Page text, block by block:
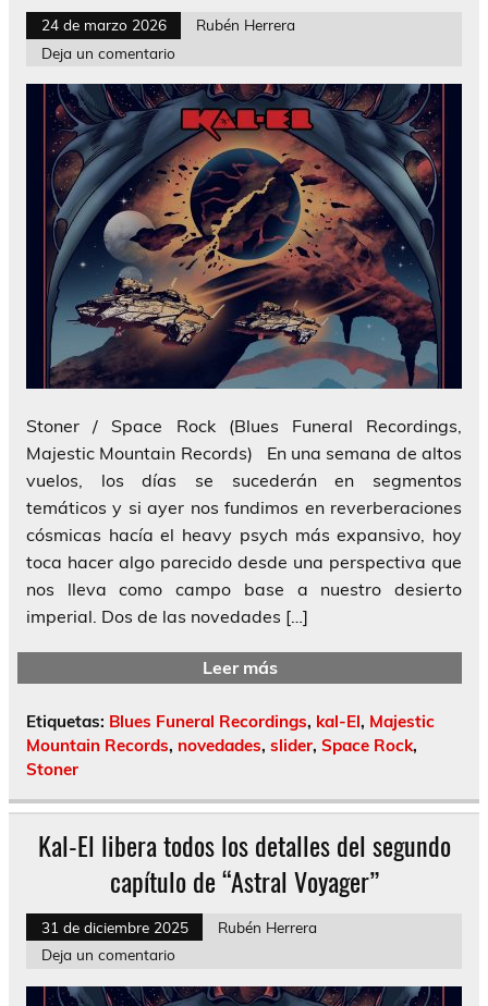
24 de marzo 2026
Rubén Herrera
Deja un comentario
Stoner / Space Rock (Blues Funeral Recordings,
Majestic Mountain Records) En una semana de altos
vuelos, los días se sucederán en segmentos
temáticos y si ayer nos fundimos en reverberaciones
cósmicas hacía el heavy psych más expansivo, hoy
toca hacer algo parecido desde una perspectiva que
nos lleva como campo base a nuestro desierto
imperial. Dos de las novedades […]
Leer más
Etiquetas: Blues Funeral Recordings, kal-El, Majestic
Mountain Records, novedades, slider, Space Rock,
Stoner
Kal-El libera todos los detalles del segundo
capítulo de “Astral Voyager”
31 de diciembre 2025
Rubén Herrera
Deja un comentario